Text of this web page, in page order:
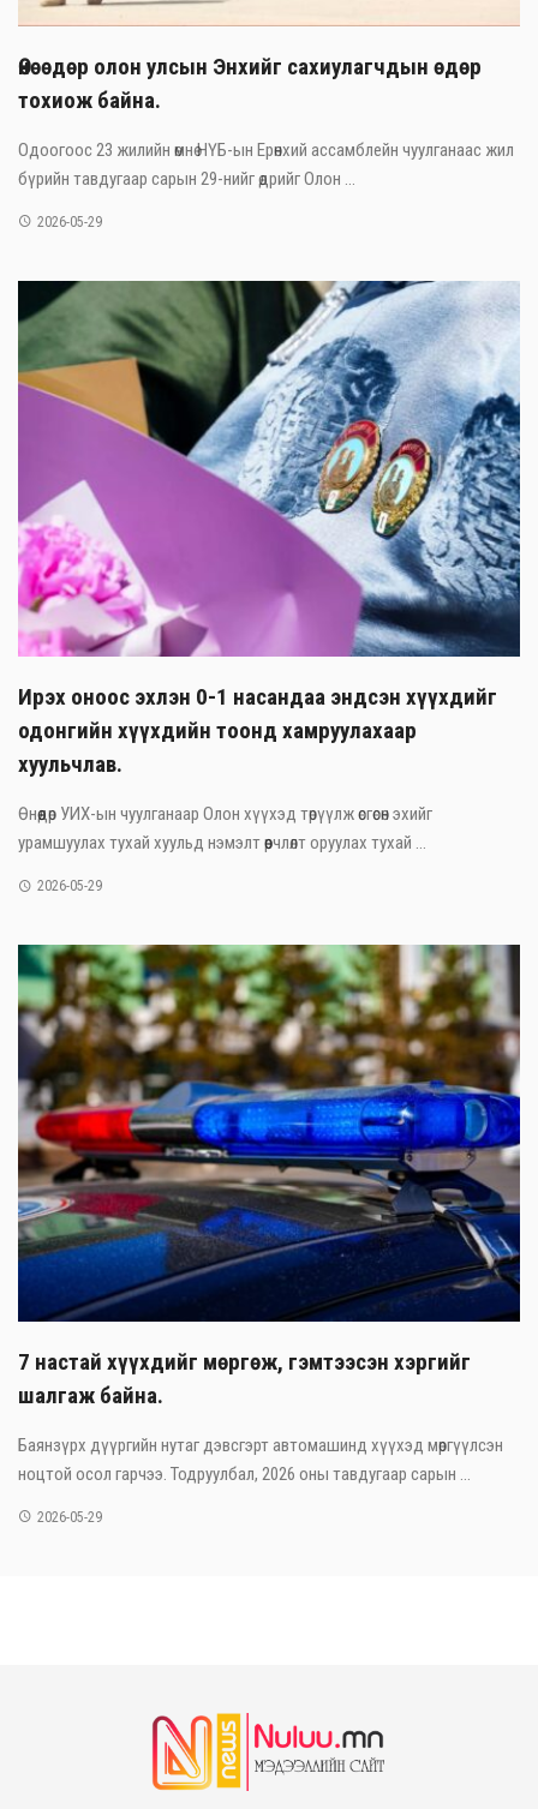
Өнөөдөр олон улсын Энхийг сахиулагчдын өдөр
тохиож байна.
Одоогоос 23 жилийн өмнө НҮБ-ын Ерөнхий ассамблейн чуулганаас жил
бүрийн тавдугаар сарын 29-нийг өдрийг Олон ...
2026-05-29
Ирэх оноос эхлэн 0-1 насандаа эндсэн хүүхдийг
одонгийн хүүхдийн тоонд хамруулахаар
хуульчлав.
Өнөөдөр УИХ-ын чуулганаар Олон хүүхэд төрүүлж өсгөсөн эхийг
урамшуулах тухай хуульд нэмэлт өөрчлөлт оруулах тухай ...
2026-05-29
7 настай хүүхдийг мөргөж, гэмтээсэн хэргийг
шалгаж байна.
Баянзүрх дүүргийн нутаг дэвсгэрт автомашинд хүүхэд мөргүүлсэн
ноцтой осол гарчээ. Тодруулбал, 2026 оны тавдугаар сарын ...
2026-05-29